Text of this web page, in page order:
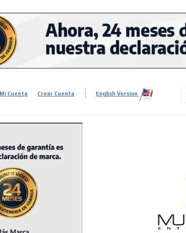
Mi Cuenta Crear Cuenta English Version
ADS-3A